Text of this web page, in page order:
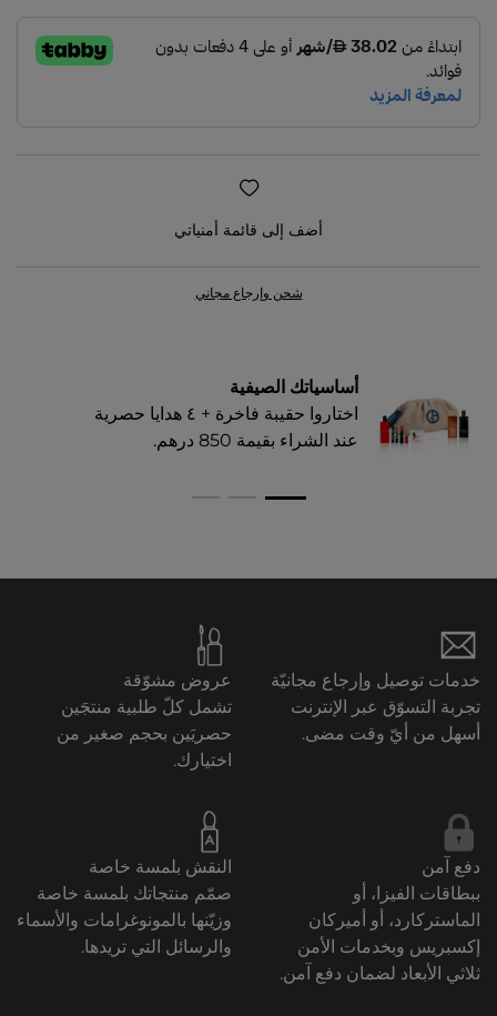
أضف إلى قائمة أمنياتي
شحن وإرجاع مجاني
أساسياتك الصيفية
اختاروا حقيبة فاخرة + ٤ هدايا حصرية
عند الشراء بقيمة 850 درهم.​
خدمات توصيل وإرجاع مجانيّة
تجربة التسوّق عبر الإنترنت
أسهل من أيّ وقت مضى.
عروض مشوّقة
تشمل كلّ طلبية منتجَين
حصريَين بحجم صغير من
اختيارك.
دفع آمن
ببطاقات الفيزا، أو
الماستركارد، أو أميركان
إكسبريس وبخدمات الأمن
ثلاثي الأبعاد لضمان دفع آمن.
النقش بلمسة خاصة
صمّم منتجاتك بلمسة خاصة
وزيّنها بالمونوغرامات والأسماء
والرسائل التي تريدها.